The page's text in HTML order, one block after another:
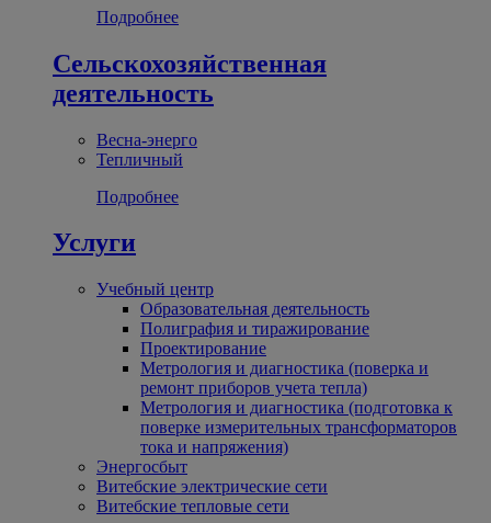
Подробнее
Сельскохозяйственная
деятельность
Весна-энерго
Тепличный
Подробнее
Услуги
Учебный центр
Образовательная деятельность
Полиграфия и тиражирование
Проектирование
Метрология и диагностика (поверка и
ремонт приборов учета тепла)
Метрология и диагностика (подготовка к
поверке измерительных трансформаторов
тока и напряжения)
Энергосбыт
Витебские электрические сети
Витебские тепловые сети